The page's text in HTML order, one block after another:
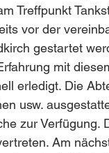
Treffpunkt
vor der
gestartet
mit
erledigt. Die
usw.
zur Verfügung.
Am